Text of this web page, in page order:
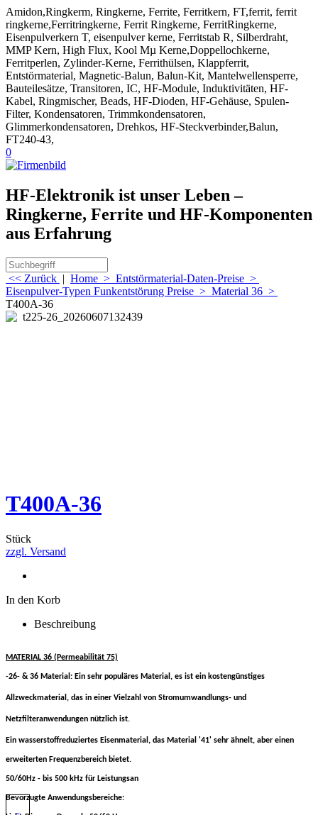
Amidon,Ringkerm, Ringkerne, Ferrite, Ferritkern, FT,ferrit, ferrit
ringkerne,Ferritringkerne, Ferrit Ringkerne, FerritRingkerne,
Eisenpulverkern T, eisenpulver kerne, Ferritstab R, Silberdraht,
MMP Kern, High Flux, Kool Mµ Kerne,Doppellochkerne,
Ferritperlen, Zylinder-Kerne, Ferrithülsen, Klappferrit,
Entstörmaterial, Magnetic-Balun, Balun-Kit, Mantelwellensperre,
Bauteilesätze, Transitoren, IC, HF-Module, Induktivitäten, HF-
Kabel, Ringmischer, Beads, HF-Dioden, HF-Gehäuse, Spulen-
Filter, Kondensatoren, Trimmkondensatoren,
Glimmerkondensatoren, Drehkos, HF-Steckverbinder,Balun,
FT240-43,
0
HF-Elektronik ist unser Leben –
Ringkerne, Ferrite und HF-Komponenten
aus Erfahrung
<< Zurück | Home > Entstörmaterial-Daten-Preise >
Eisenpulver-Typen Funkentstörung Preise > Material 36 >
T400A-36
T400A-36
Stück
zzgl. Versand
In den Korb
Beschreibung
MATERIAL 36 (Permeabilität 75)
-26- & 36 Material: Ein sehr populäres Material, es ist ein kostengünstiges
Allzweckmaterial, das in einer Vielzahl von Stromumwandlungs- und
Netzfilteranwendungen nützlich ist.
Ein wasserstoffreduziertes Eisenmaterial, das Material '41' sehr ähnelt, aber einen
erweiterten Frequenzbereich bietet.
50/60Hz - bis 500 kHz für Leistungsan
Bevorzugte Anwendungsbereiche: